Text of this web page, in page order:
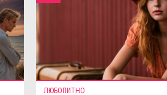
ЛЮБОПИТНО